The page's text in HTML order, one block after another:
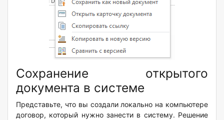
Сохранение открытого
документа в системе
Представьте, что вы создали локально на компьютере
договор, который нужно занести в систему. Решение